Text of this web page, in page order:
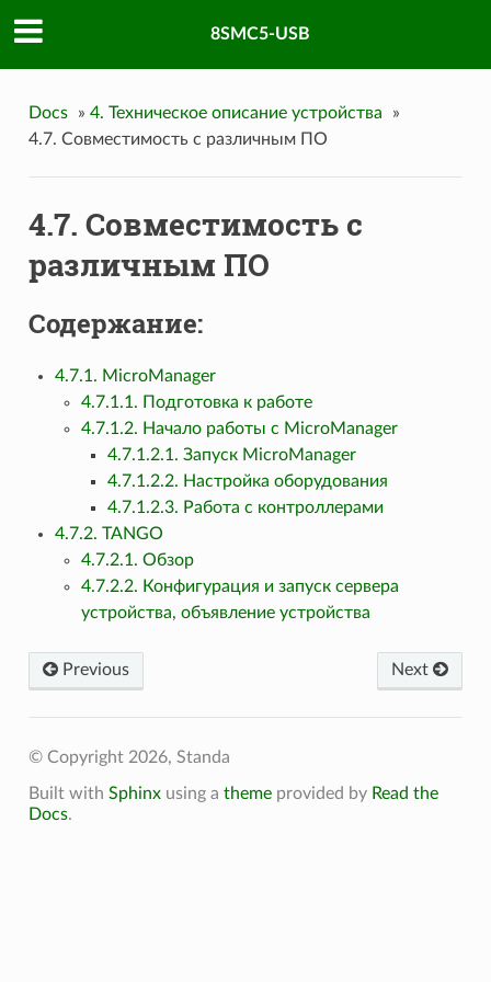
8SMC5-USB
Docs » 4. Техническое описание устройства
»
4.7. Совместимость с различным ПО
4.7. Совместимость с
различным ПО
Содержание:
4.7.1. MicroManager
4.7.1.1. Подготовка к работе
4.7.1.2. Начало работы с MicroManager
4.7.1.2.1. Запуск MicroManager
4.7.1.2.2. Настройка оборудования
4.7.1.2.3. Работа с контроллерами
4.7.2. TANGO
4.7.2.1. Обзор
4.7.2.2. Конфигурация и запуск сервера
устройства, объявление устройства
Next
Previous
© Copyright 2026, Standa
Built with Sphinxusing a themeprovided by Read the
Docs.